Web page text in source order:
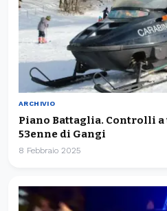
ARCHIVIO
Piano Battaglia. Controlli
53enne di Gangi
8 Febbraio 2025